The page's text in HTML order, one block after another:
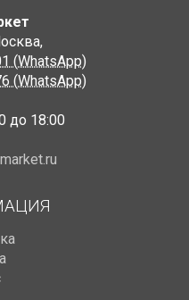
,
(WhatsApp)
(WhatsApp)
до 18:00